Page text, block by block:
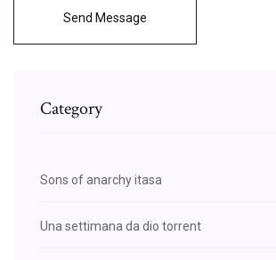
Send Message
Category
Sons of anarchy itasa
Una settimana da dio torrent